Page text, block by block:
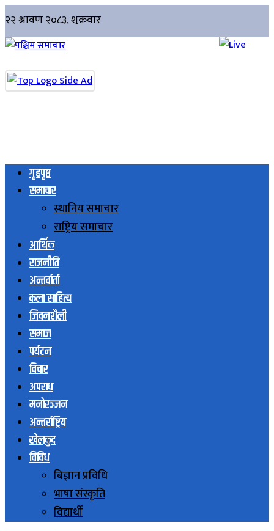
गृहपृष्ठ
समाचार
स्थानिय समाचार
राष्ट्रिय समाचार
आर्थिक
राजनीति
अन्तर्वार्ता
कला साहित्य
जिवनशैली
समाज
पर्यटन
विचार
अपराध
मनोरञ्जन
अन्तर्राष्ट्रिय
खेलकुद
विविध
बिज्ञान प्रविधि
भाषा संस्कृति
विद्यार्थी